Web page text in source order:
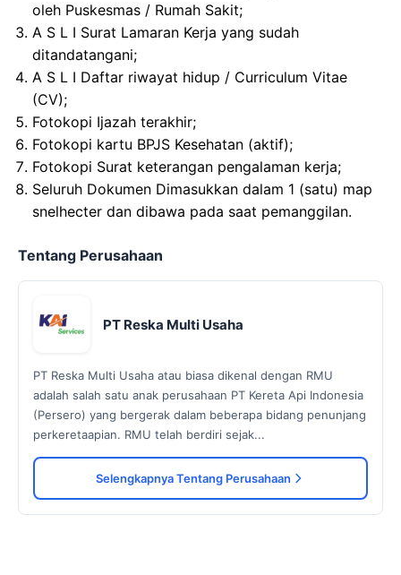
oleh Puskesmas / Rumah Sakit;
A S L I Surat Lamaran Kerja yang sudah
ditandatangani;
A S L I Daftar riwayat hidup / Curriculum Vitae
(CV);
Fotokopi Ijazah terakhir;
Fotokopi kartu BPJS Kesehatan (aktif);
Fotokopi Surat keterangan pengalaman kerja;
Seluruh Dokumen Dimasukkan dalam 1 (satu) map
snelhecter dan dibawa pada saat pemanggilan.
Tentang Perusahaan
PT Reska Multi Usaha
PT Reska Multi Usaha atau biasa dikenal dengan RMU
adalah salah satu anak perusahaan PT Kereta Api Indonesia
(Persero) yang bergerak dalam beberapa bidang penunjang
perkeretaapian. RMU telah berdiri sejak...
Selengkapnya Tentang Perusahaan